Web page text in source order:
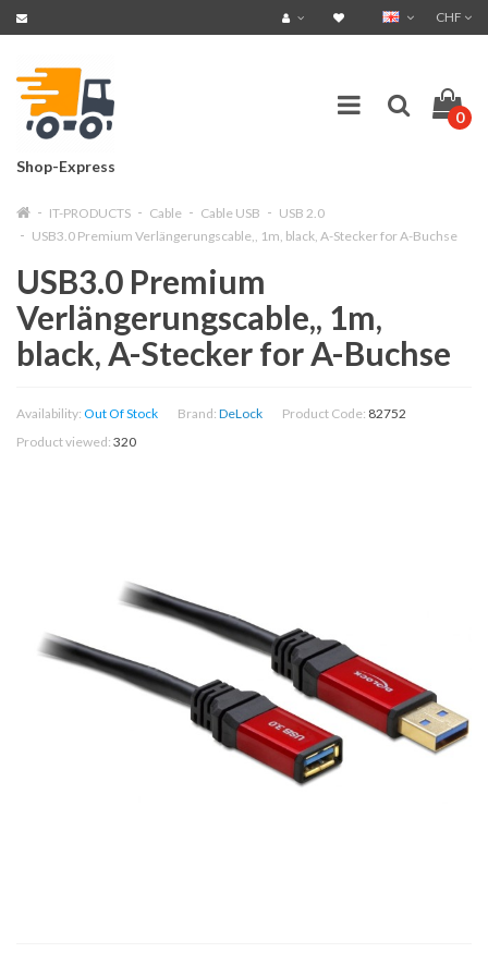
CHF
Shop-Express
0
IT-PRODUCTS Cable Cable USB
USB 2.0
USB3.0 Premium Verlängerungscable,, 1m, black, A-Stecker for A-Buchse
USB3.0 Premium
Verlängerungscable,, 1m,
black, A-Stecker for A-Buchse
Availability: Out Of Stock Brand: DeLock Product Code: 82752
Product viewed: 320